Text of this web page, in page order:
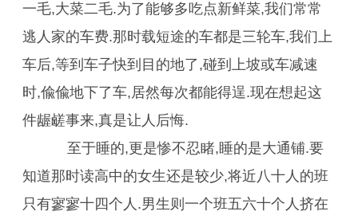
一毛,大菜二毛.为了能够多吃点新鲜菜,我们常常
逃人家的车费.那时载短途的车都是三轮车,我们上
车后,等到车子快到目的地了,碰到上坡或车减速
时,偸偸地下了车,居然每次都能得逞.现在想起这
件龌鹾事来,真是让人后悔.
至于睡的,更是惨不忍睹,睡的是大通铺.要
知道那时读高中的女生还是较少,将近八十人的班
只有寥寥十四个人.男生则一个班五六十个人挤在